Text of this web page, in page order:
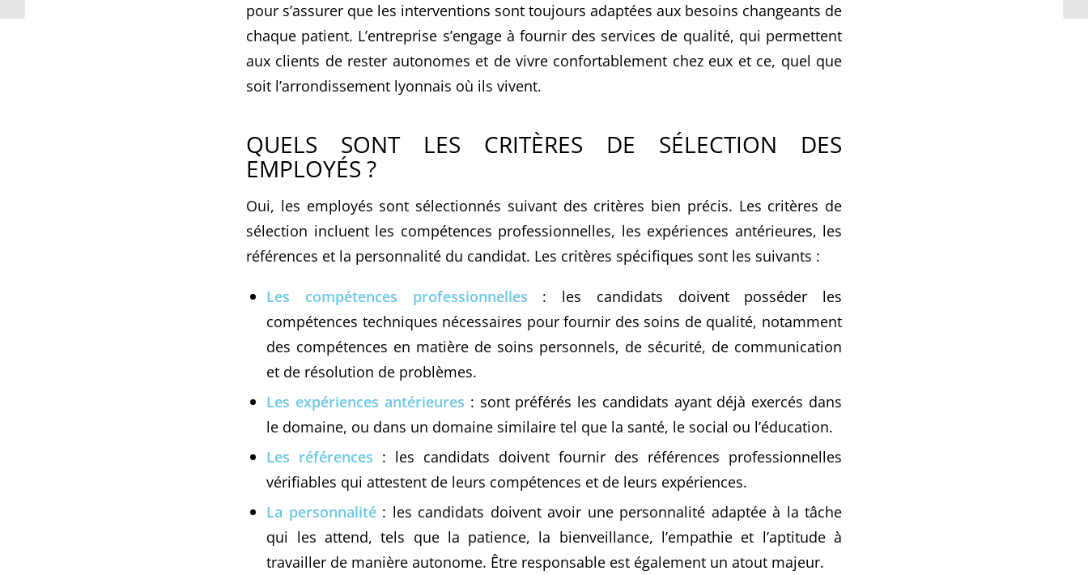
pour s’assurer que les interventions sont toujours adaptées aux besoins changeants de
chaque patient. L’entreprise s’engage à fournir des services de qualité, qui permettent
aux clients de rester autonomes et de vivre confortablement chez eux et ce, quel que
soit l’arrondissement lyonnais où ils vivent.
QUELS SONT LES CRITÈRES DE SÉLECTION DES
EMPLOYÉS ?
Oui, les employés sont sélectionnés suivant des critères bien précis. Les critères de
sélection incluent les compétences professionnelles, les expériences antérieures, les
références et la personnalité du candidat. Les critères spécifiques sont les suivants :
Les compétences professionnelles : les candidats doivent posséder les
compétences techniques nécessaires pour fournir des soins de qualité, notamment
des compétences en matière de soins personnels, de sécurité, de communication
et de résolution de problèmes.
Les expériences antérieures : sont préférés les candidats ayant déjà exercés dans
le domaine, ou dans un domaine similaire tel que la santé, le social ou l’éducation.
Les références : les candidats doivent fournir des références professionnelles
vérifiables qui attestent de leurs compétences et de leurs expériences.
La personnalité: les candidats doivent avoir une personnalité adaptée à la tâche
qui les attend, tels que la patience, la bienveillance, l’empathie et l’aptitude à
travailler de manière autonome. Être responsable est également un atout majeur.